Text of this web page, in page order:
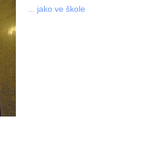
... jako ve škole